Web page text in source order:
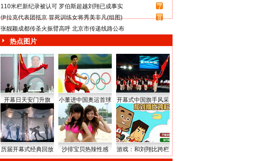
110米栏新纪录被认可 罗伯斯超越刘翔已成事实
7
伊拉克代表团抵京 冒死训练女将秀美非凡(组图)
8
张靓颖成都传圣火振臂高呼 北京市传递线路公布
热点图片
开幕日天安门升旗 小董进中国奥运首球 开幕式中国旗手风采
历届开幕式经典回放 沙排宝贝热辣性感 游戏：和刘翔比跨栏